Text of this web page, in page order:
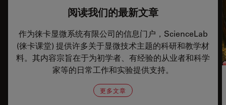
阅读我们的最新文章
作为徕卡显微系统有限公司的信息门户，ScienceLab
(徕卡课堂) 提供许多关于显微技术主题的科研和教学材
料。其内容宗旨在于为初学者、有经验的从业者和科学
家等的日常工作和实验提供支持。
更多文章